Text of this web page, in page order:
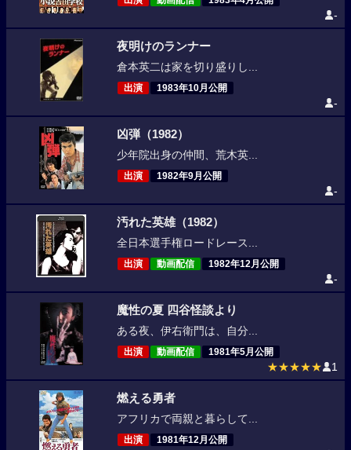
-
夜明けのランナー
倉本英二は家を切り盛りし...
出演 1983年10月公開
-
凶弾（1982）
少年院出身の仲間、荒木英...
出演 1982年9月公開
-
汚れた英雄（1982）
全日本選手権ロードレース...
出演 動画配信 1982年12月公開
-
魔性の夏 四谷怪談より
ある夜、伊右衛門は、自分...
出演 動画配信 1981年5月公開
★★★★★ 1
燃える勇者
アフリカで両親と暮らして...
出演 1981年12月公開